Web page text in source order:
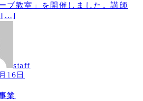
ブ教室」を開催しました。講師
[…]
staff
16日
業